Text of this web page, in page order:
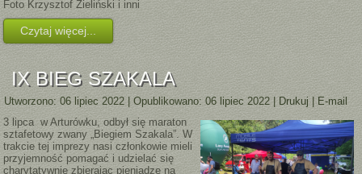
Foto Krzysztof Zieliński i inni
Czytaj więcej...
IX BIEG SZAKALA
Utworzono: 06 lipiec 2022 |Opublikowano: 06 lipiec 2022 | Drukuj
E-mail
3 lipca w Arturówku, odbył się maraton
sztafetowy zwany „Biegiem Szakala”. W
trakcie tej imprezy nasi członkowie mieli
przyjemność pomagać i udzielać się
charytatywnie zbierając pieniądze na